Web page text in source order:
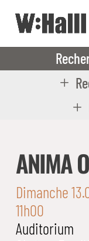
ANIMA
Dimanche
11h00
Auditorium